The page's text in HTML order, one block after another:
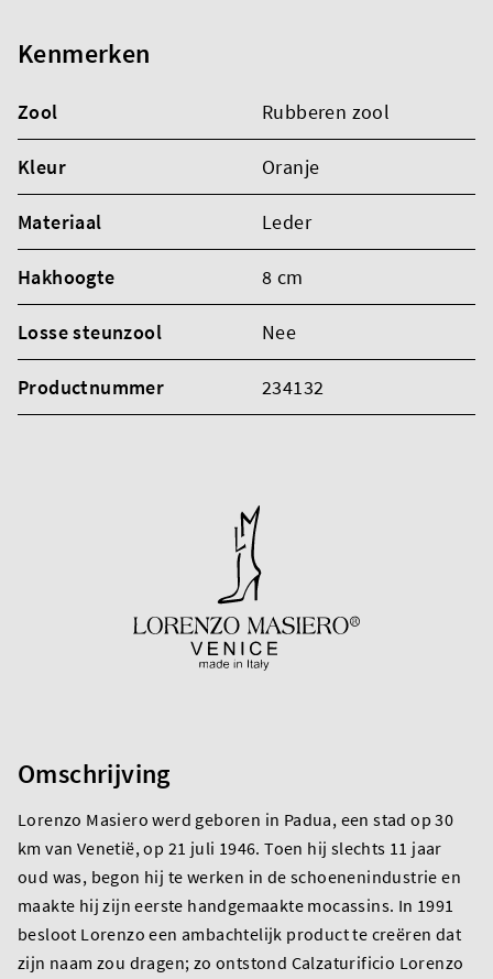
Kenmerken
Zool Rubberen zool
Kleur Oranje
Materiaal Leder
Hakhoogte 8 cm
Losse steunzool Nee
Productnummer 234132
Omschrijving
Lorenzo Masiero werd geboren in Padua, een stad op 30
km van Venetië, op 21 juli 1946. Toen hij slechts 11 jaar
oud was, begon hij te werken in de schoenenindustrie en
maakte hij zijn eerste handgemaakte mocassins. In 1991
besloot Lorenzo een ambachtelijk product te creëren dat
zijn naam zou dragen; zo ontstond Calzaturificio Lorenzo